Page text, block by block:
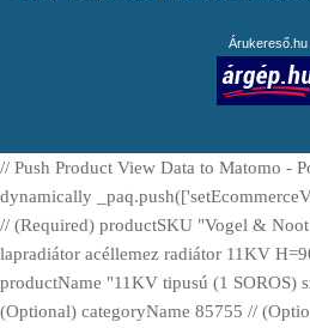
Árukereső.hu
// Push Product View Data to Matomo -
dynamically
// (Required) productSKU "Vogel & Noot
lapradiátor acéllemez radiátor 11KV
productName "11KV tipusú (1 SOROS)
(Optional) categoryName 85755 //